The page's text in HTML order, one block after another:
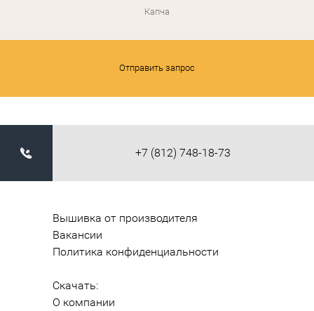
Отправить запрос
+7 (812) 748-18-73
Вышивка от производителя
Вакансии
Политика конфиденциальности
Скачать:
О компании